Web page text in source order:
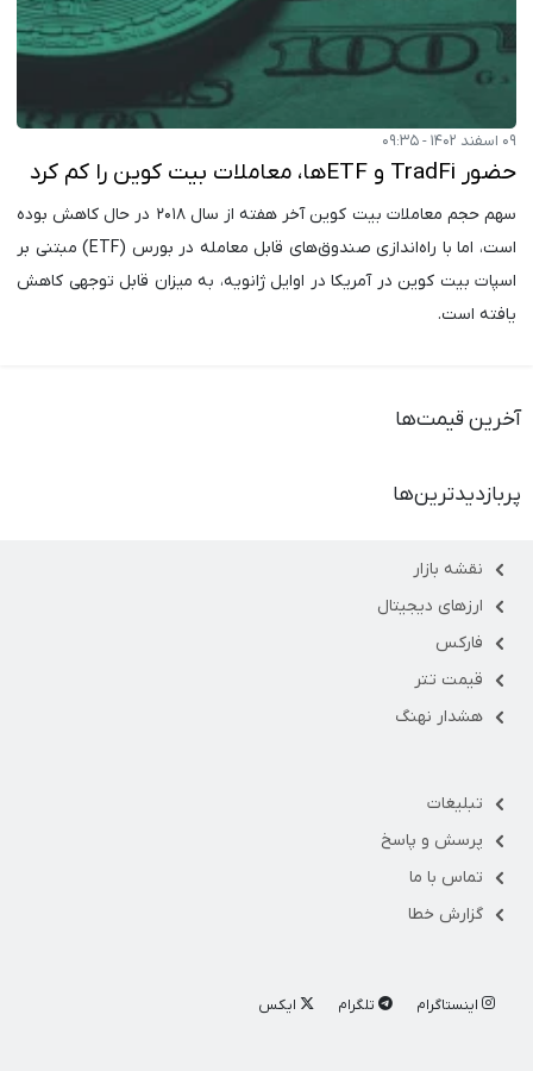
۰۹ اسفند ۱۴۰۲ - ۰۹:۳۵
حضور TradFi و ETFها، معاملات بیت کوین را کم کرد
سهم حجم معاملات بیت کوین آخر هفته از سال ۲۰۱۸ در حال کاهش بوده
است، اما با راه‌اندازی صندوق‌های قابل معامله در بورس (ETF) مبتنی بر
اسپات بیت کوین در آمریکا در اوایل ژانویه، به میزان قابل توجهی کاهش
یافته است.
آخرین قیمت‌ها
پربازدیدترین‌ها
نقشه بازار
ارزهای دیجیتال
فارکس
قیمت تتر
هشدار نهنگ
تبلیغات
پرسش و پاسخ
تماس با ما
گزارش خطا
اینستاگرام تلگرام ایکس